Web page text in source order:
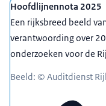
Hoofdlijnennota 2025
Een rijksbreed beeld
verantwoording over
onderzoeken voor de
Beeld: © Auditdienst